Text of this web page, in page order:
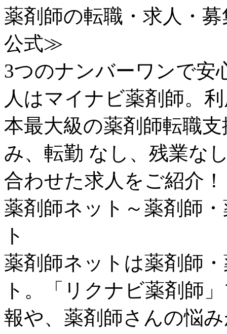
薬剤師の転職・求人・
公式≫
3つのナンバーワンで安
人はマイナビ薬剤師。
本最大級の薬剤師転職
み、転勤 なし、残業な
合わせた求人をご紹介！
薬剤師ネット～薬剤師
ト
薬剤師ネットは薬剤師
ト。「リクナビ薬剤師
報や、薬剤師さんの悩